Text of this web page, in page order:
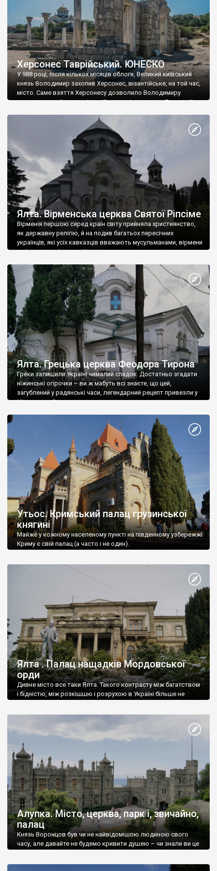
Херсонес Таврійський. ЮНЕСКО
У 988 році, після кількох місяців облоги, Великий київський
князь Володимир захопив Херсонес, візантійське, на той час,
місто. Саме взяття Херсонесу дозволило Володимиру
диктувати свої умови візантійському імператору Василю ІІ, та
Херсонесі Володимир-язичник, став Василем-християнином.
А потім було Хрещення Русі. На честь Херсонесу Таврійського
Ялта. Вірменська церква Святої Ріпсіме
Вірменія першою серед країн світу прийняла християнство,
як державну релігію, й на подив багатьох пересічних
українців, які усіх кавказців вважають мусульманами, вірмени
є відданими вірянами Христа
Ялта. Грецька церква Феодора Тирона
Греки залишили Україні чималий спадок. Достатньо згадати
ніжинські огірочки – ви ж мабуть всі знаєте, що цей,
загублений у радянські часи, легендарний рецепт привезли у
Ніжин греки?
Утьос. Кримський палац грузинської
княгині
Майже у кожному населеному пункті на південному узбережжі
Криму є свій палац (а часто і не один).
Ялта . Палац нащадків Мордовської
орди
Дивне місто все таки Ялта. Такого контрасту між багатством
і бідністю, між розкішшю і розрухою в Україні більше не
Алупка. Місто, церква, парк і, звичайно,
палац
Князь Воронцов був чи не найвідомішою людиною свого
часу, але давайте не будемо кривити душею – чи знали ви це